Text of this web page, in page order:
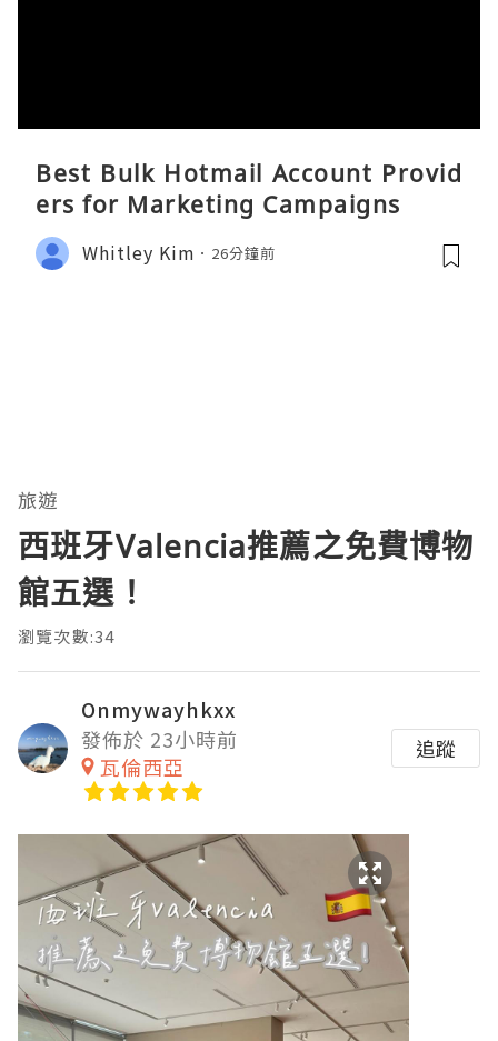
Best Bulk Hotmail Account Provid
ers for Marketing Campaigns
Whitley Kim 26分鐘前
旅遊
西班牙Valencia推薦之免費博物
館五選！
瀏覽次數:34
Onmywayhkxx
發佈於 23小時前
瓦倫西亞
追蹤